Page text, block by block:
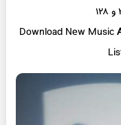
Download New Music